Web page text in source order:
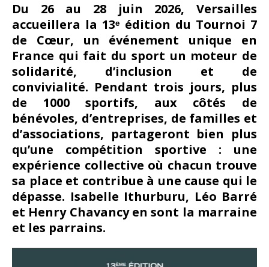
Du 26 au 28 juin 2026, Versailles
accueillera la 13ᵉ édition du Tournoi 7
de Cœur, un événement unique en
France qui fait du sport un moteur de
solidarité, d’inclusion et de
convivialité. Pendant trois jours, plus
de 1000 sportifs, aux côtés de
bénévoles, d’entreprises, de familles et
d’associations, partageront bien plus
qu’une compétition sportive : une
expérience collective où chacun trouve
sa place et contribue à une cause qui le
dépasse. Isabelle Ithurburu, Léo Barré
et Henry Chavancy en sont la marraine
et les parrains.